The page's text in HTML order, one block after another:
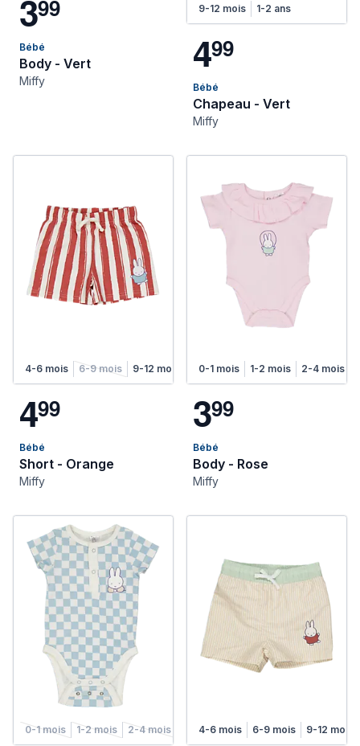
399
Bébé
Body - Vert
Miffy
9-12 mois 1-2 ans
499
Bébé
Chapeau - Vert
Miffy
4-6 mois 6-9 mois 9-12 mois 12-18 mois
499
Bébé
Short - Orange
Miffy
0-1 mois 1-2 mois 2-4 mois
399
Bébé
Body - Rose
Miffy
0-1 mois 1-2 mois 2-4 mois 4-6 mois 6-9 mois 9-12 mois
4-6 mois 6-9 mois 9-12 mois